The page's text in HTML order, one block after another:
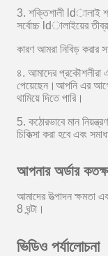
3. শক্তিশালী ldালাই
সর্বোচ্চ ldালাইয়ের
কারণআমরা নিবিড় করার
৪. আমাদের প্রকৌশলীরা
পেয়েছেন।আপনি এর
থামিয়ে দিতে পারি।
5. কঠোরভাবে মান
চিকিত্সা করা হবে এবং
আপনার অর্ডার
আমাদের উত্পাদন ক্ষমতা
8 ঘন্টা।
ভিডিও পর্যালোচনা